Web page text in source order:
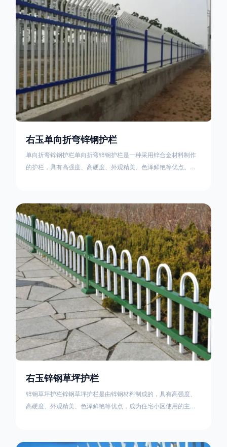
右玉单向折弯锌钢护栏
单向折弯锌钢护栏单向折弯锌钢护栏是一种采用锌合金材料制作
的护栏，具有高强度、高硬度、外观精美、色泽鲜艳等优点。该
再加上防盗垫圈，这样能够避免护栏被人轻易拆卸；适合于大批
量生产，能够很好的与自然相融合。单向折弯锌钢护栏可以用于
住宅小区、工厂院校、道路交通等场所。该产品具有高强度、高
硬度、外观
右玉锌钢草坪护栏
锌钢草坪护栏锌钢草坪护栏是由锌钢材料制成的，具有高强度、
高硬度、外观精美、色泽鲜艳等优点，成为住宅小区使用的主流
的使用方法主要是应用在人员行走的边界处，这就需要锌钢草坪